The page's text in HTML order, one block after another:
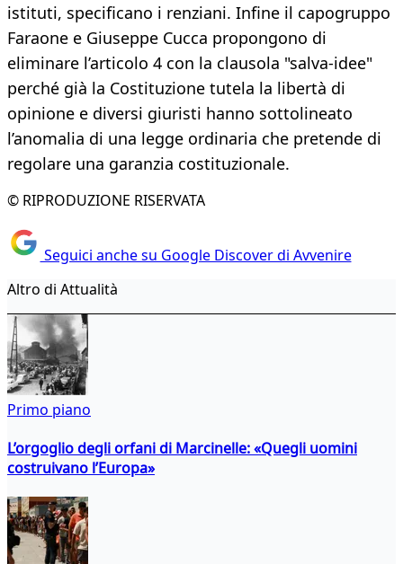
istituti, specificano i renziani. Infine il capogruppo
Faraone e Giuseppe Cucca propongono di
eliminare l’articolo 4 con la clausola "salva-idee"
perché già la Costituzione tutela la libertà di
opinione e diversi giuristi hanno sottolineato
l’anomalia di una legge ordinaria che pretende di
regolare una garanzia costituzionale.
© RIPRODUZIONE RISERVATA
Seguici anche su Google Discover di Avvenire
Altro di Attualità
Primo piano
L’orgoglio degli orfani di Marcinelle: «Quegli uomini
costruivano l’Europa»